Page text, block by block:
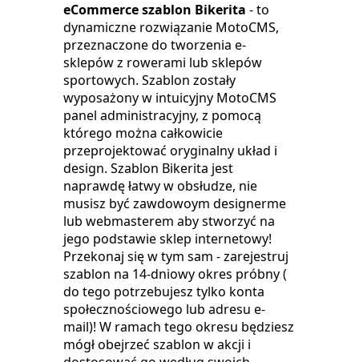
eCommerce szablon Bikerita - to
dynamiczne rozwiązanie MotoCMS,
przeznaczone do tworzenia e-
sklepów z rowerami lub sklepów
sportowych. Szablon zostały
wyposażony w intuicyjny MotoCMS
panel administracyjny, z pomocą
którego można całkowicie
przeprojektować oryginalny układ i
design. Szablon Bikerita jest
naprawdę łatwy w obsłudze, nie
musisz być zawdowoym designerme
lub webmasterem aby stworzyć na
jego podstawie sklep internetowy!
Przekonaj się w tym sam - zarejestruj
szablon na 14-dniowy okres próbny (
do tego potrzebujesz tylko konta
społecznościowego lub adresu e-
mail)! W ramach tego okresu będziesz
mógł obejrzeć szablon w akcji i